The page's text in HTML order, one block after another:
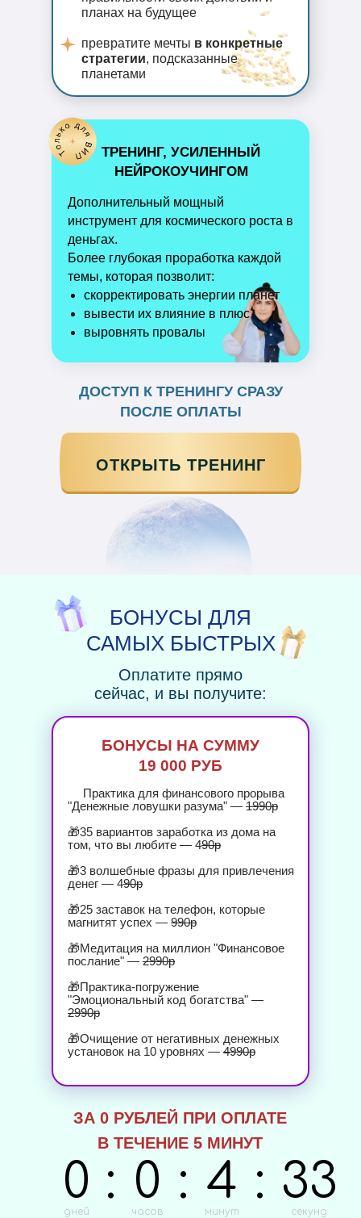
планах на будущее
превратите мечты в конкретные
стратегии, подсказанные
планетами
ДОСТУП К ТРЕНИНГУ СРАЗУ
ПОСЛЕ ОПЛАТЫ
ОТКРЫТЬ ТРЕНИНГ
Дополнительный мощный
инструмент для космического роста в
деньгах.
Более глубокая проработка каждой
темы, которая позволит:
скорректировать энергии планет
вывести их влияние в плюс
выровнять провалы
ТРЕНИНГ, УСИЛЕННЫЙ
НЕЙРОКОУЧИНГОМ
БОНУСЫ ДЛЯ
САМЫХ БЫСТРЫХ
Оплатите прямо
сейчас, и вы получите:
Практика для финансового прорыва
"Денежные ловушки разума" — 1990р
🎁35 вариантов заработка из дома на
том, что вы любите — 490р
🎁3 волшебные фразы для привлечения
денег — 490р
🎁25 заставок на телефон, которые
магнитят успех — 990р
🎁Медитация на миллион "Финансовое
послание" — 2990р
🎁Практика-погружение
"Эмоциональный код богатства" —
2990р
🎁Очищение от негативных денежных
установок на 10 уровнях — 4990р
БОНУСЫ НА СУММУ
19 000 РУБ
ЗА 0 РУБЛЕЙ ПРИ ОПЛАТЕ
В ТЕЧЕНИЕ 5 МИНУТ
0
дней
: 0
часов
: 4
минут
: 31
секунд